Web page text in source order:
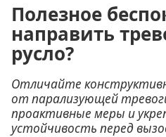
Полезное
направить
русло?
Отличайте
от парализующей
проактивные меры и
устойчивость перед